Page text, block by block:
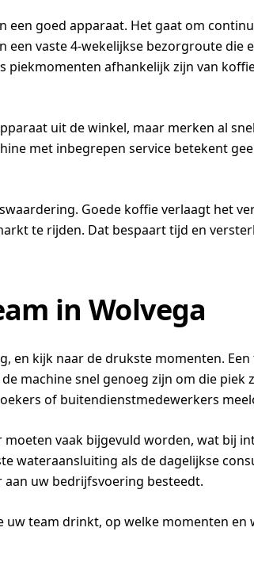
een goed apparaat. Het gaat om
een vaste 4-wekelijkse bezorgroute
afhankelijk zijn van
uit de winkel, maar merken al
met inbegrepen service betekent
Goede koffie verlaagt het
te rijden. Dat bespaart tijd en
in Wolvega
en kijk naar de drukste momenten.
machine snel genoeg zijn om die piek
of buitendienstmedewerkers
vaak bijgevuld worden, wat bij
wateraansluiting als de dagelijkse
uw bedrijfsvoering besteedt.
team drinkt, op welke momenten en